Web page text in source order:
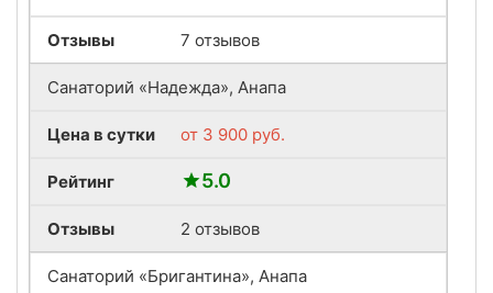
Отзывы 7 отзывов
Санаторий «Надежда», Анапа
Цена в сутки от 3 900 руб.
Рейтинг 5.0
Отзывы 2 отзывов
Санаторий «Бригантина», Анапа